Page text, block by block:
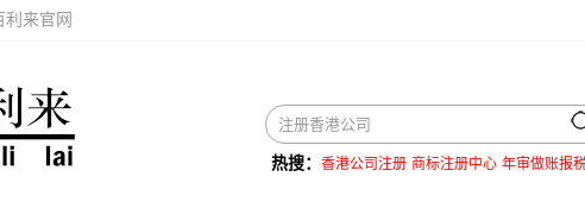
来官网
热搜： 香港公司注册 商标注册中心 年审做账报